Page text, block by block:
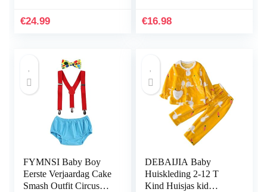
€24.99 €16.98
FYMNSI Baby Boy
Eerste Verjaardag Cake
Smash Outfit Circus
DEBAIJIA Baby
Huiskleding 2-12 T
Kind Huisjas kid